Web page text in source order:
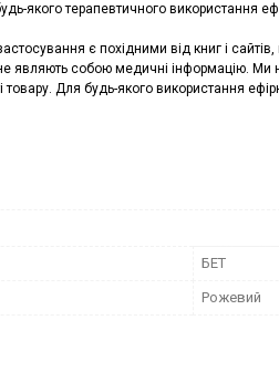
якого терапевтичного використання
є похідними від книг і
являють собою медичні інформацію. Ми
товару. Для будь-якого використання
БЕТ
Рожевий